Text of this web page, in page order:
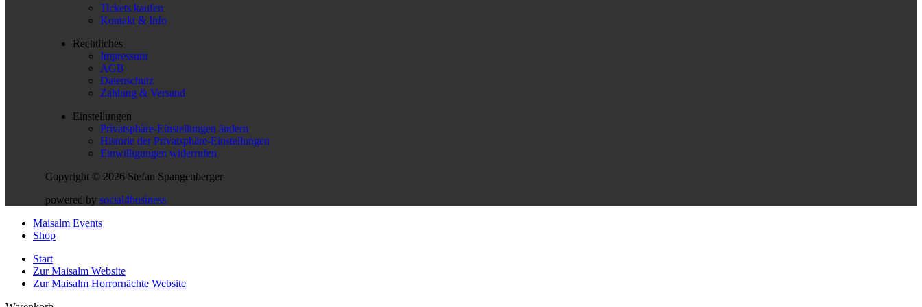
Tickets kaufen
Kontakt & Info
Rechtliches
Impressum
AGB
Datenschutz
Zahlung & Versand
Einstellungen
Privatsphäre-Einstellungen ändern
Historie der Privatsphäre-Einstellungen
Einwilligungen widerrufen
Copyright © 2026 Stefan Spangenberger
powered by social4business
Maisalm Events
Shop
Start
Zur Maisalm Website
Zur Maisalm Horrornächte Website